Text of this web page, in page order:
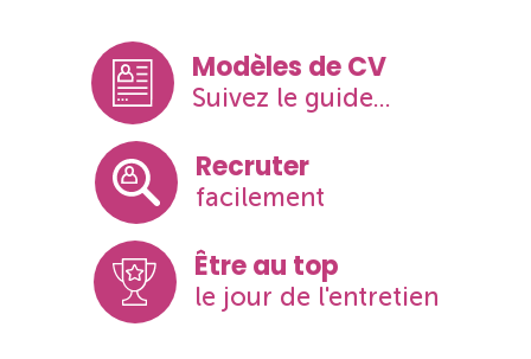
Modèles de CV
Suivez le guide...
Recruter
facilement
Être au top
le jour de l'entretien